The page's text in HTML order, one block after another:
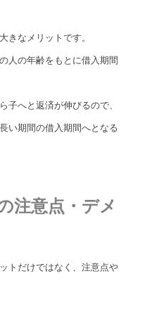
きなメリットです。
人の年齢をもとに借入期間
子へと返済が伸びるので、
い期間の借入期間へとなる
注意点・デメ
トだけではなく、注意点や